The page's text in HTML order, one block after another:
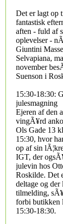
Det er lagt op
fantastisk
aften - fuld af
oplevelser -
Giuntini
Selvapiana,
november
Suenson i
15:30-18:30:
julesmagning
Ejeren af den
vingÃ¥rd
Ols Gade 13
15:30, hvor
op af sin
IGT, der
julevin hos
Roskilde. Det
deltage og der
tilmelding,
forbi butikken
15:30-18:30.